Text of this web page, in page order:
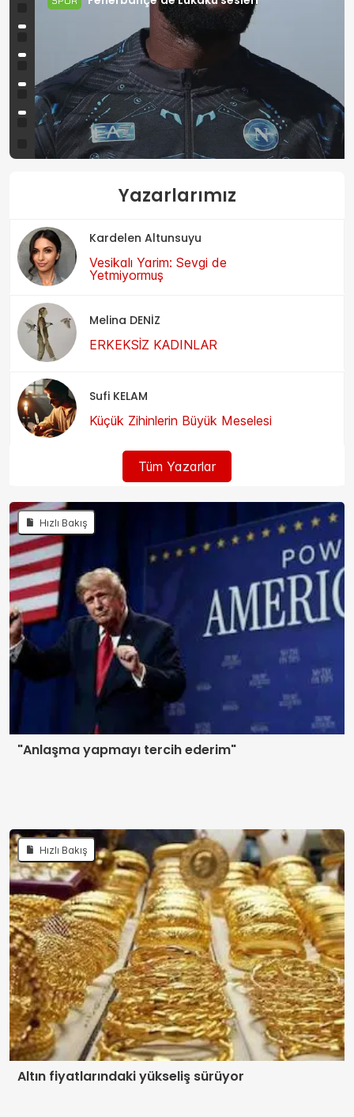
Yazarlarımız
Kardelen Altunsuyu
Vesikalı Yarim: Sevgi de
Yetmiyormuş
Melina DENİZ
ERKEKSİZ KADINLAR
Sufi KELAM
Küçük Zihinlerin Büyük Meselesi
Tüm Yazarlar
Hızlı Bakış
"Anlaşma yapmayı tercih ederim"
Hızlı Bakış
Altın fiyatlarındaki yükseliş sürüyor